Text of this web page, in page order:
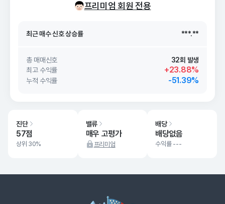
프리미엄 회원 전용
26. 08/09
최근 매수 신호 상승률 ***.**
최근 매수 신호 ***.**
총 매매신호
32회 발생
최고 수익률
+23.88%
누적 수익률 -51.39%
진단
57점
상위 30%
밸류
매우 고평가
프리미엄
배당
배당없음
수익률 ---